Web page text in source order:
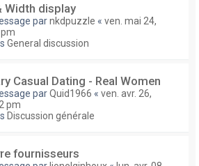
Width display
parnkdpuzzle « ven. mai 24,
General discussion
Сasual Dating - Real Women
parQuid1966 « ven. avr. 26,
pm
Discussion générale
fournisseurs